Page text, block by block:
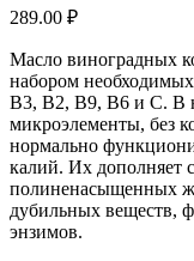
289.00 ₽
Масло виноградных
набором
B3, B2, B9, В6 и С. В
микроэлементы, без
нормально
калий. Их дополняет
полиненасыщенных
дубильных веществ,
энзимов.